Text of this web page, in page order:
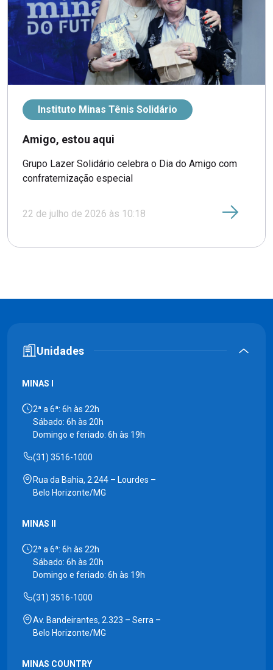
Instituto Minas Tênis Solidário
Amigo, estou aqui
Grupo Lazer Solidário celebra o Dia do Amigo com
confraternização especial
22 de julho de 2026 às 10:18
Unidades
MINAS I
2ª a 6ª: 6h às 22h
Sábado: 6h às 20h
Domingo e feriado: 6h às 19h
(31) 3516-1000
Rua da Bahia, 2.244 – Lourdes –
Belo Horizonte/MG
MINAS II
2ª a 6ª: 6h às 22h
Sábado: 6h às 20h
Domingo e feriado: 6h às 19h
(31) 3516-1000
Av. Bandeirantes, 2.323 – Serra –
Belo Horizonte/MG
MINAS COUNTRY